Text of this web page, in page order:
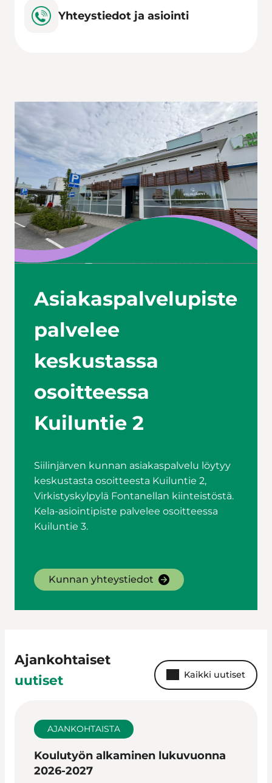
Yhteystiedot ja asiointi
Asiakaspalvelupiste
palvelee
keskustassa
osoitteessa
Kuiluntie 2
Siilinjärven kunnan asiakaspalvelu löytyy
keskustasta osoitteesta Kuiluntie 2,
Virkistyskylpylä Fontanellan kiinteistöstä.
Kela-asiointipiste palvelee osoitteessa
Kuiluntie 3.
Kunnan yhteystiedot
Ajankohtaiset
uutiset
Kaikki uutiset
AJANKOHTAISTA
Koulutyön alkaminen lukuvuonna
2026-2027